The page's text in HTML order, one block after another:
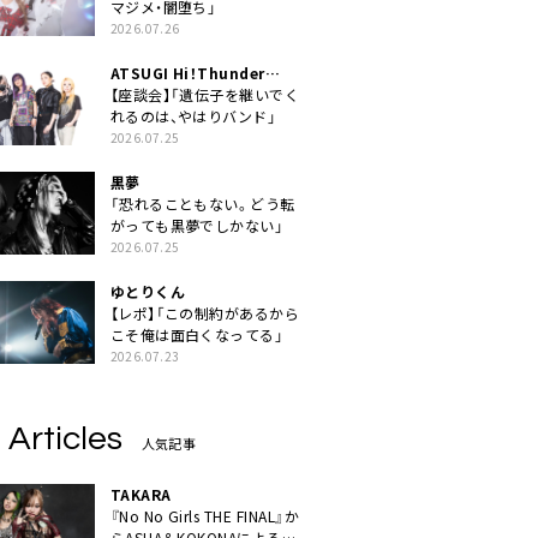
マジメ・闇堕ち」
2026.07.26
ATSUGI Hi！Thunder
Rock Festival
【座談会】「遺伝子を継いでく
れるのは、やはりバンド」
2026.07.25
黒夢
「恐れることもない。どう転
がっても黒夢でしかない」
2026.07.25
ゆとりくん
【レポ】「この制約があるから
こそ俺は面白くなってる」
2026.07.23
Articles 人気記事
TAKARA
『No No Girls THE FINAL』か